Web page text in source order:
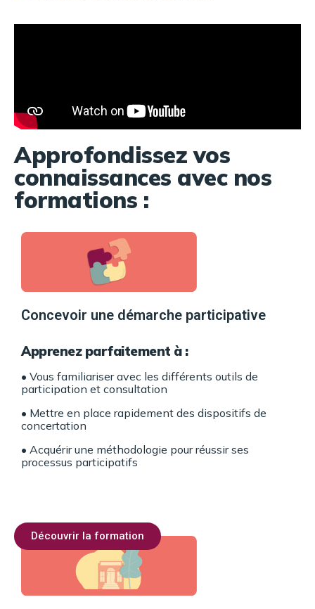
Approfondissez vos
connaissances avec nos
formations :
Concevoir une démarche participative
Apprenez parfaitement à :
• Vous familiariser avec les différents outils de
participation et consultation
• Mettre en place rapidement des dispositifs de
concertation
• Acquérir une méthodologie pour réussir ses
processus participatifs
Découvrir la formation